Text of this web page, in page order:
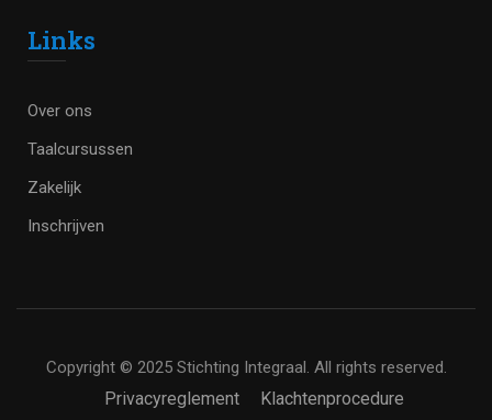
Links
Over ons
Taalcursussen
Zakelijk
Inschrijven
Copyright © 2025 Stichting Integraal. All rights reserved.
Privacyreglement
Klachtenprocedure